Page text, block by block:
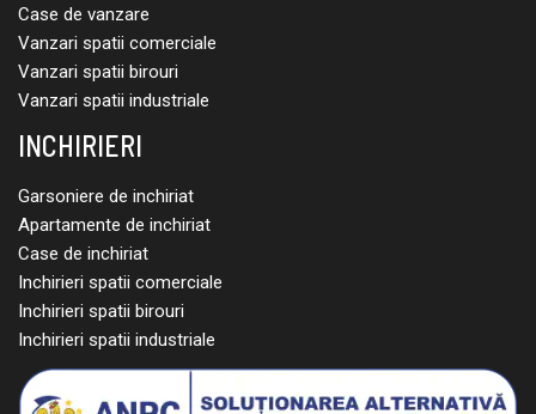
Case de vanzare
Vanzari spatii comerciale
Vanzari spatii birouri
Vanzari spatii industriale
INCHIRIERI
Garsoniere de inchiriat
Apartamente de inchiriat
Case de inchiriat
Inchirieri spatii comerciale
Inchirieri spatii birouri
Inchirieri spatii industriale